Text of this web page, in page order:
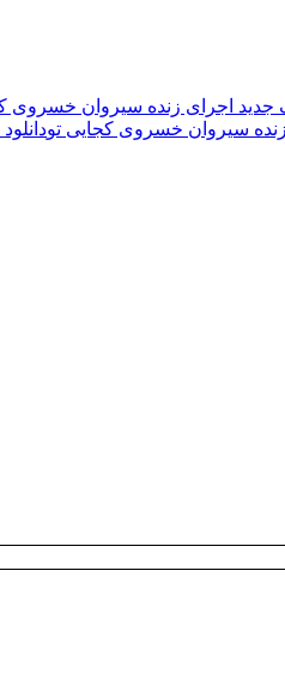
جدید اجرای زنده سیروان خسروی
زنده سیروان خسروی کجایی تو